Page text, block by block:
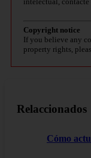
Copyright notice
If you believe any
property rights,
Relaccionados
Cómo